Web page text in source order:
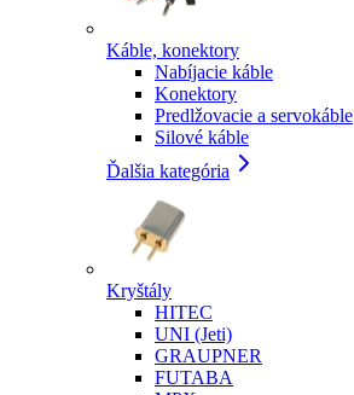
Káble, konektory
Nabíjacie káble
Konektory
Predlžovacie a servokáble
Silové káble
Ďalšia kategória
Kryštály
HITEC
UNI (Jeti)
GRAUPNER
FUTABA